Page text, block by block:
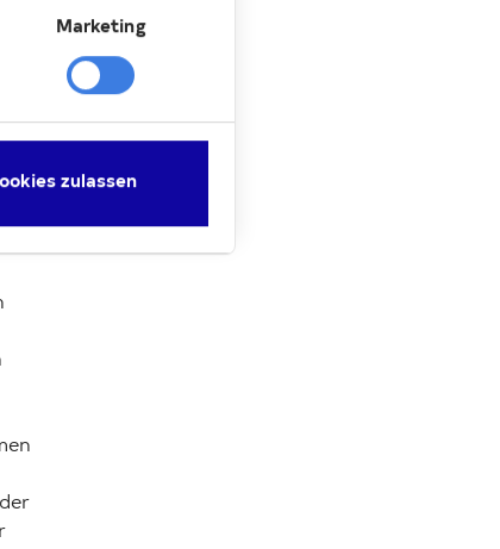
Marketing
zulassen